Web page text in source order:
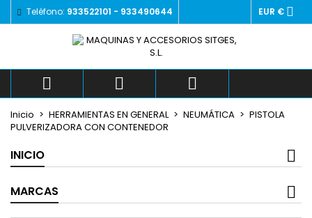
Teléfono: 933522101 - 933490644 EUR € 
  
Inicio HERRAMIENTAS EN GENERAL NEUMÁTICA
PISTOLA
PULVERIZADORA CON CONTENEDOR
INICIO
MARCAS
Añadir a la lista de deseos ×
((title)) ×
((label))
Iniciar sesión ×
lista de deseos.
((cancelText)) ((loginText))